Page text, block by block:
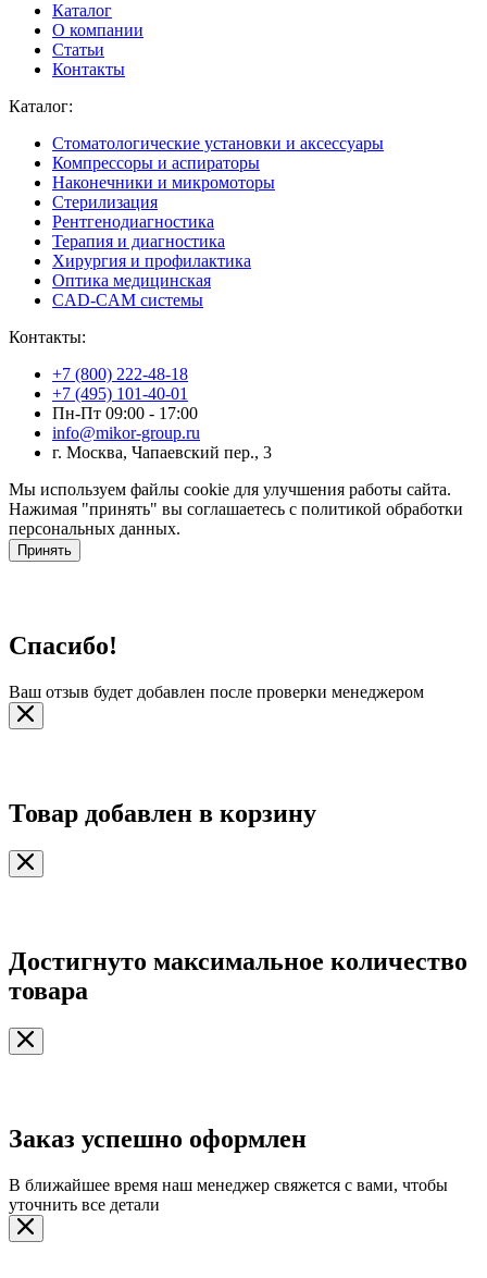
Каталог
О компании
Статьи
Контакты
Каталог:
Стоматологические установки и аксессуары
Компрессоры и аспираторы
Наконечники и микромоторы
Стерилизация
Рентгенодиагностика
Терапия и диагностика
Хирургия и профилактика
Оптика медицинская
CAD-CAM системы
Контакты:
+7 (800) 222-48-18
+7 (495) 101-40-01
Пн-Пт 09:00 - 17:00
info@mikor-group.ru
г. Москва, Чапаевский пер., 3
Мы используем файлы cookie для улучшения работы сайта.
Нажимая "принять" вы соглашаетесь с политикой обработки
персональных данных.
Принять
Спасибо!
Ваш отзыв будет добавлен после проверки менеджером
Товар добавлен в корзину
Достигнуто максимальное количество
товара
Заказ успешно оформлен
В ближайшее время наш менеджер свяжется с вами, чтобы
уточнить все детали